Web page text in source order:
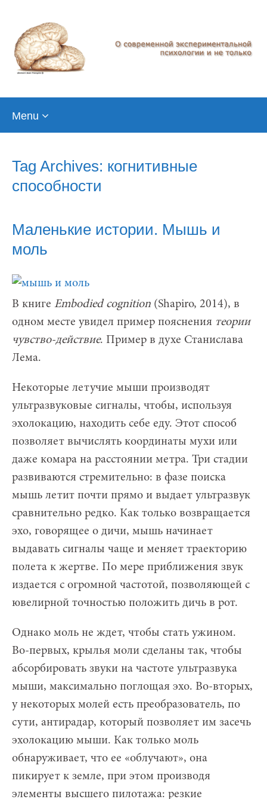
Menu
Tag Archives: когнитивные
способности
Маленькие истории. Мышь и
моль
В книге Embodied cognition (Shapiro, 2014), в
одном месте увидел пример пояснения теории
чувство-действие. Пример в духе Станислава
Лема.
Некоторые летучие мыши производят
ультразвуковые сигналы, чтобы, используя
эхолокацию, находить себе еду. Этот способ
позволяет вычислять координаты мухи или
даже комара на расстоянии метра. Три стадии
развиваются стремительно: в фазе поиска
мышь летит почти прямо и выдает ультразвук
сравнительно редко. Как только возвращается
эхо, говорящее о дичи, мышь начинает
выдавать сигналы чаще и меняет траекторию
полета к жертве. По мере приближения звук
издается с огромной частотой, позволяющей с
ювелирной точностью положить дичь в рот.
Однако моль не ждет, чтобы стать ужином.
Во-первых, крылья моли сделаны так, чтобы
абсорбировать звуки на частоте ультразвука
мыши, максимально поглощая эхо. Во-вторых,
у некоторых молей есть преобразователь, по
сути, антирадар, который позволяет им засечь
эхолокацию мыши. Как только моль
обнаруживает, что ее «облучают», она
пикирует к земле, при этом производя
элементы высшего пилотажа: резкие